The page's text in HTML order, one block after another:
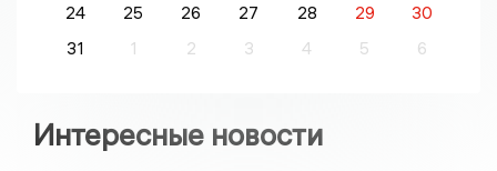
24
25 26 27 28 29
30
31
1 2 3 4 5 6
Интересные новости